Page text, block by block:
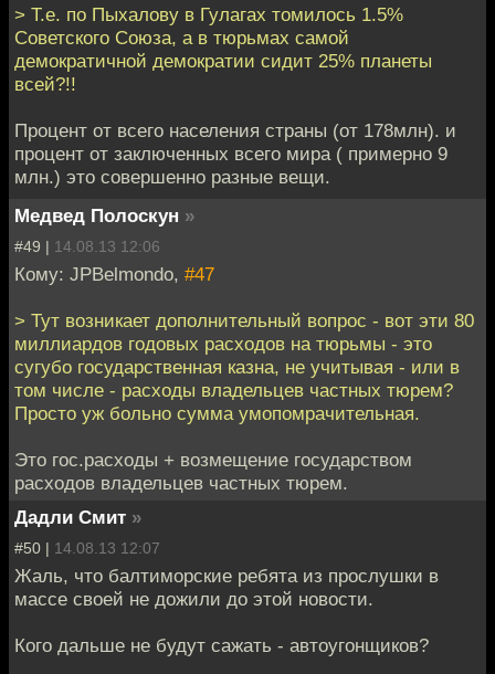
> Т.е. по Пыхалову в Гулагах томилось 1.5%
Советского Союза, а в тюрьмах самой
демократичной демократии сидит 25% планеты
всей?!!
Процент от всего населения страны (от 178млн). и
процент от заключенных всего мира ( примерно 9
млн.) это совершенно разные вещи.
Медвед Полоскун »
#49 | 14.08.13 12:06
Кому: JPBelmondo, #47
> Тут возникает дополнительный вопрос - вот эти 80
миллиардов годовых расходов на тюрьмы - это
сугубо государственная казна, не учитывая - или в
том числе - расходы владельцев частных тюрем?
Просто уж больно сумма умопомрачительная.
Это гос.расходы + возмещение государством
расходов владельцев частных тюрем.
Дадли Смит »
#50 | 14.08.13 12:07
Жаль, что балтиморские ребята из прослушки в
массе своей не дожили до этой новости.
Кого дальше не будут сажать - автоугонщиков?